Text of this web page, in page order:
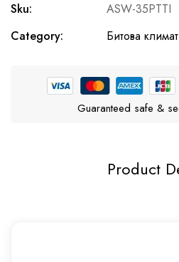
Sku:
ASW-35PTTI
Category:
Битова
Guaranteed safe &
Product